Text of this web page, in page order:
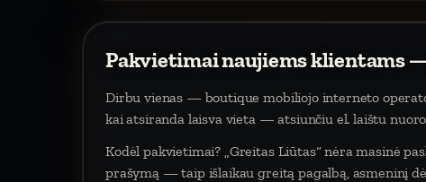
Pakvietimai naujiems klientams
Dirbu vienas — boutique mobiliojo interneto
kai atsiranda laisva vieta — atsiunčiu el. laištu
Kodėl pakvietimai? „Greitas Liūtas“ nėra masinė
prašymą — taip išlaikau greitą pagalbą, asmeninį